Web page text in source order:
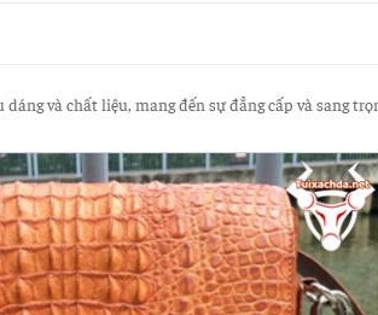
và chất liệu, mang đến sự đẳng cấp và sang